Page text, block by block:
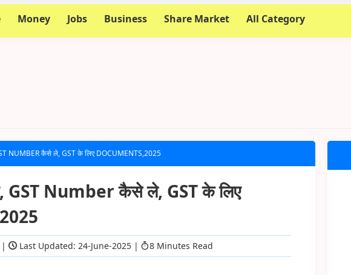
Money Jobs Business Share Market All Category
NUMBER कैसे ले, GST के लिए DOCUMENTS,2025
GST Number कैसे ले, GST के लिए
| Last Updated: 24-June-2025 | 8 Minutes Read